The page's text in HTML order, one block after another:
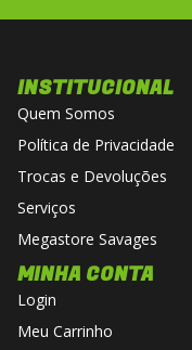
INSTITUCIONAL
Quem Somos
Política de Privacidade
Trocas e Devoluções
Serviços
Megastore Savages
MINHA CONTA
Login
Meu Carrinho